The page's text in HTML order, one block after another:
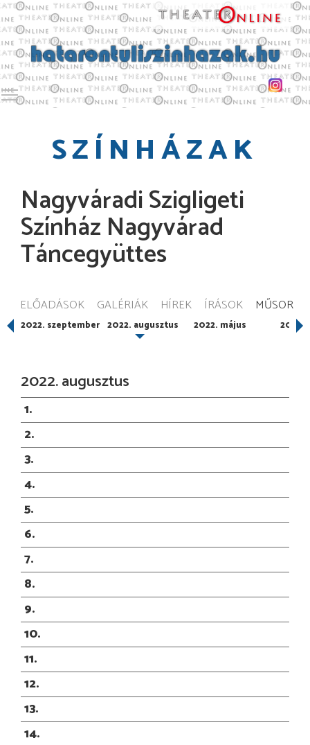
Toggle main menu visibility
SZÍNHÁZAK
Nagyváradi Szigligeti
Színház Nagyvárad
Táncegyüttes
ELŐADÁSOK GALÉRIÁK HÍREK ÍRÁSOK MŰSOR
2022. szeptember 2022. augusztus 2022. május 2022.
2022. augusztus
1
2
3
4
5
6
7
8
9
10
11
12
13
14